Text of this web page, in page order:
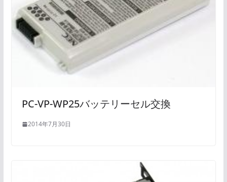
PC-VP-WP25バッテリーセル交換
2014年7月30日